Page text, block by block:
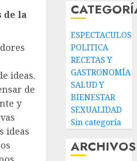
de la
ideas.
de
y
ideas
ESPECTACULOS
POLITICA
RECETAS Y
GASTRONOMÍA
SALUD Y
BIENESTAR
SEXUALIDAD
Sin categoría
ARCHIVOS